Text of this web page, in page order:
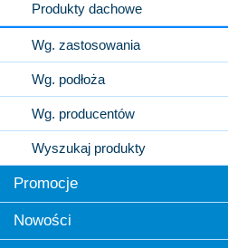
Produkty dachowe
Wg. zastosowania
Wg. podłoża
Wg. producentów
Wyszukaj produkty
Promocje
Nowości